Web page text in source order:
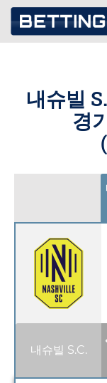
내슈빌
경
(
내슈빌 S.C.